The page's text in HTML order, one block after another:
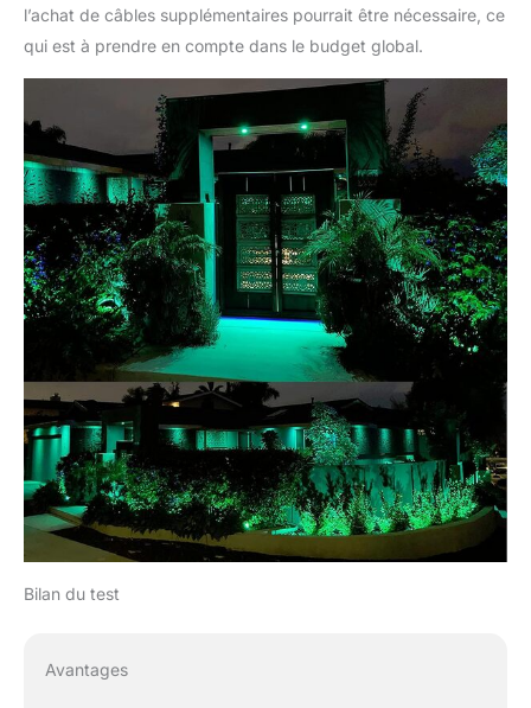
onglet et puce LED de
qualité supérieure -
Durée de jusqu'à 30 000
heures. 12 Monate
Kundendienste nach
dem Verkauf. Wenn Sie
irgendein Problem mit
Ihren Niederspannungs-
Landschaftslichtern
haben, kontaktieren Sie
uns bitte.
l’achat de câbles supplémentaires pourrait être nécessaire, ce
qui est à prendre en compte dans le budget global.
Bilan du test
Avantages